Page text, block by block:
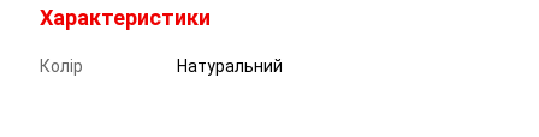
Характеристики
Колір Натуральний